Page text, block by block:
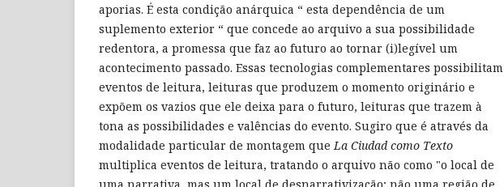
aporias. É esta condição anárquica “ esta dependência de um
suplemento exterior “ que concede ao arquivo a sua possibilidade
redentora, a promessa que faz ao futuro ao tornar (i)legível um
acontecimento passado. Essas tecnologias complementares possibilitam
eventos de leitura, leituras que produzem o momento originário e
expõem os vazios que ele deixa para o futuro, leituras que trazem à
tona as possibilidades e valências do evento. Sugiro que é através da
modalidade particular de montagem queLa Ciudad como Texto
multiplica eventos de leitura, tratando o arquivo não como "o local de